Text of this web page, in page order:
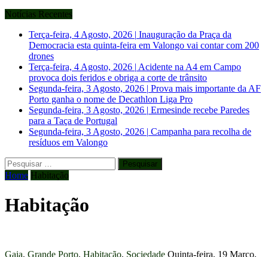
Notícias Recentes
Terça-feira, 4 Agosto, 2026 | Inauguração da Praça da
Democracia esta quinta-feira em Valongo vai contar com 200
drones
Terça-feira, 4 Agosto, 2026 | Acidente na A4 em Campo
provoca dois feridos e obriga a corte de trânsito
Segunda-feira, 3 Agosto, 2026 | Prova mais importante da AF
Porto ganha o nome de Decathlon Liga Pro
Segunda-feira, 3 Agosto, 2026 | Ermesinde recebe Paredes
para a Taça de Portugal
Segunda-feira, 3 Agosto, 2026 | Campanha para recolha de
resíduos em Valongo
Pesquisar
por:
Home Habitação
Habitação
Gaia, Grande Porto, Habitação, Sociedade Quinta-feira, 19 Março,